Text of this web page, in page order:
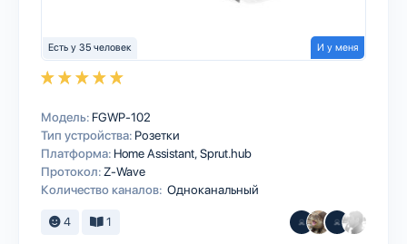
Есть у 35 человек И у меня
Модель: FGWP-102
Тип устройства: Розетки
Платформа: Home AssistantSprut.hub
Протокол: Z-Wave
Количество каналов: Одноканальный
4 1